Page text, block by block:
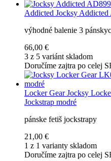
Addicted Jocksy
výhodné balenie 3
66,00 €
3 z 5 variánt skladom
Doručíme zajtra po celej
Locker Gear Jocksy
Jockstrap modré
pánske fetiš jockstrapy
21,00 €
1 z 1 varianty skladom
Doručíme zajtra po celej